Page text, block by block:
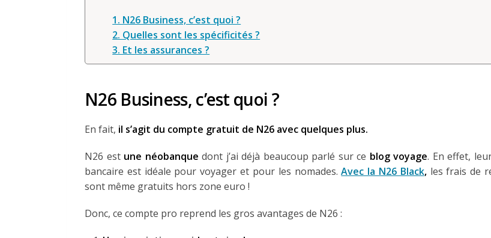
1. N26 Business, c’est quoi ?
2. Quelles sont les spécificités ?
3. Et les assurances ?
N26 Business, c’est quoi ?
En fait, il s’agit du compte gratuit de N26 avec quelques plus.
N26 est une néobanque dont j’ai déjà beaucoup parlé sur ce blog voyage. En effet,
bancaire est idéale pour voyager et pour les nomades.Avec la N26 Black,les frais de
sont même gratuits hors zone euro !
Donc, ce compte pro reprend les gros avantages de N26 :